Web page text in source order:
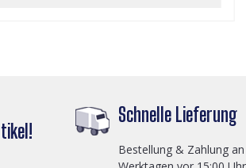
Schnelle Lieferung
Bestellung & Zahlung an